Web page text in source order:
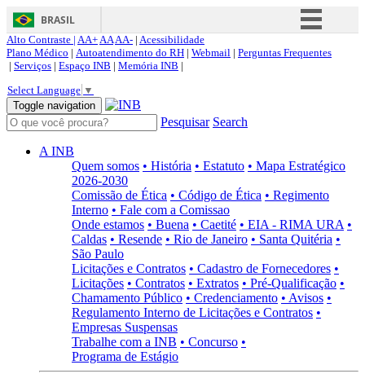
BRASIL
Simplifique!
Acesso à informação
Canais
Alto Contraste | AA+AAAA- | Acessibilidade
Plano Médico | Autoatendimento do RH | Webmail | Perguntas Frequentes
| Serviços | Espaço INB | Memória INB |
Select Language ▼
Toggle navigation
Pesquisar Search
A INB
Quem somos • História • Estatuto • Mapa Estratégico
2026-2030
Comissão de Ética • Código de Ética • Regimento
Interno • Fale com a Comissao
Onde estamos • Buena • Caetité • EIA - RIMA URA •
Caldas • Resende • Rio de Janeiro • Santa Quitéria •
São Paulo
Licitações e Contratos • Cadastro de Fornecedores •
Licitações • Contratos • Extratos • Pré-Qualificação •
Chamamento Público • Credenciamento • Avisos •
Regulamento Interno de Licitações e Contratos •
Empresas Suspensas
Trabalhe com a INB • Concurso •
Programa de Estágio